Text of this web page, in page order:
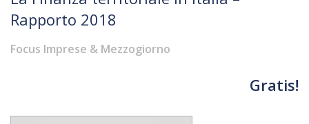
Rapporto 2018
Focus Imprese & Mezzogiorno
Gratis!